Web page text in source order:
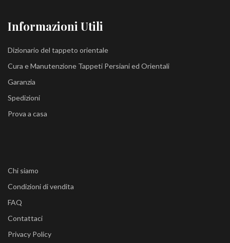
Informazioni Utili
Dizionario del tappeto orientale
Cura e Manutenzione Tappeti Persiani ed Orientali
Garanzia
Spedizioni
Prova a casa
Chi siamo
Condizioni di vendita
FAQ
Contattaci
Privacy Policy